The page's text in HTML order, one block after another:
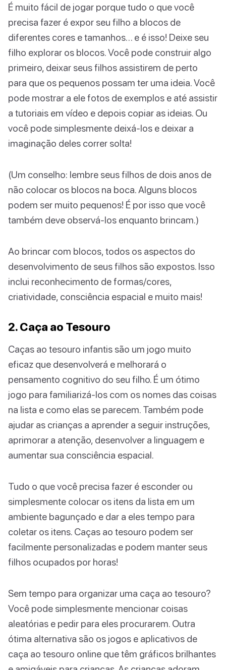
É muito fácil de jogar porque tudo o que você
precisa fazer é expor seu filho a blocos de
diferentes cores e tamanhos… e é isso! Deixe seu
filho explorar os blocos. Você pode construir algo
primeiro, deixar seus filhos assistirem de perto
para que os pequenos possam ter uma ideia. Você
pode mostrar a ele fotos de exemplos e até assistir
a tutoriais em vídeo e depois copiar as ideias. Ou
você pode simplesmente deixá-los e deixar a
imaginação deles correr solta!
(Um conselho: lembre seus filhos de dois anos de
não colocar os blocos na boca. Alguns blocos
podem ser muito pequenos! É por isso que você
também deve observá-los enquanto brincam.)
Ao brincar com blocos, todos os aspectos do
desenvolvimento de seus filhos são expostos. Isso
inclui reconhecimento de formas/cores,
criatividade, consciência espacial e muito mais!
2. Caça ao Tesouro
Caças ao tesouro infantis são um jogo muito
eficaz que desenvolverá e melhorará o
pensamento cognitivo do seu filho. É um ótimo
jogo para familiarizá-los com os nomes das coisas
na lista e como elas se parecem. Também pode
ajudar as crianças a aprender a seguir instruções,
aprimorar a atenção, desenvolver a linguagem e
aumentar sua consciência espacial.
Tudo o que você precisa fazer é esconder ou
simplesmente colocar os itens da lista em um
ambiente bagunçado e dar a eles tempo para
coletar os itens. Caças ao tesouro podem ser
facilmente personalizadas e podem manter seus
filhos ocupados por horas!
Sem tempo para organizar uma caça ao tesouro?
Você pode simplesmente mencionar coisas
aleatórias e pedir para eles procurarem. Outra
ótima alternativa são os jogos e aplicativos de
caça ao tesouro online que têm gráficos brilhantes